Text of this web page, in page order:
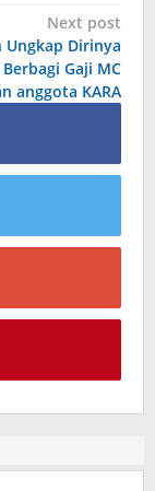
Next post
Ungkap Dirinya
Gaji MC
anggota KARA